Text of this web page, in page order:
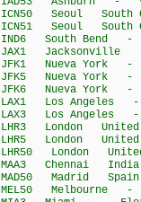
ICN50 Seoul South
ICN51 Seoul South
IND6 South Bend
JAX1 Jacksonville
JFK1 Nueva York -
JFK5 Nueva York -
JFK6 Nueva York -
LAX1 Los Angeles
LAX3 Los Angeles
LHR3 London
LHR5 London
LHR50 London
MAA3 Chennai
MAD50 Madrid
MEL50